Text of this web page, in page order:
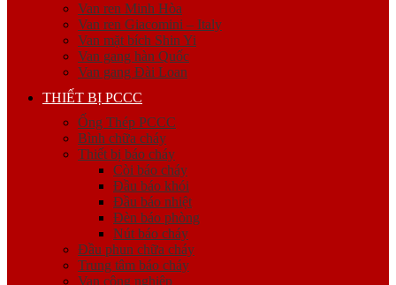
Van ren Minh Hòa
Van ren Giacomini – Italy
Van mặt bích Shin Yi
Van gang hàn Quốc
Van gang Đài Loan
THIẾT BỊ PCCC
Ống Thép PCCC
Bình chữa cháy
Thiết bị báo cháy
Còi báo cháy
Đầu báo khói
Đầu báo nhiệt
Đèn báo phòng
Nút báo cháy
Đầu phun chữa cháy
Trung tâm báo cháy
Van công nghiệp